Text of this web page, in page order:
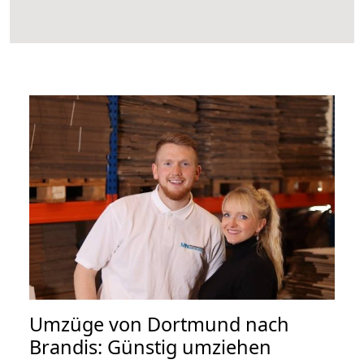
Umzüge von Dortmund nach
Brandis: Günstig umziehen